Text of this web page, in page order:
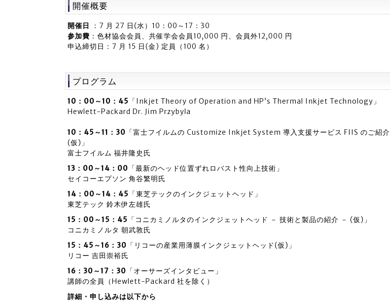
開催概要
開催日
：7 月 27 日(水）10：00～17：30
参加費 ：色材協会会員、共催学会会員10,000 円、会員外12,000 円
申込締切日：7 月 15 日(金) 定員（100 名）
プログラム
10：00～10：45 「Inkjet Theory of Operation and HP’s Thermal Inkjet Technology」
Hewlett-Packard Dr. Jim Przybyla
10：45～11：30 「富士フイルムの Customize Inkjet System 導入支援サービス FIIS のご紹介
(仮)」
富士フイルム 福井隆史氏
13：00～14：00 「最新のヘッド位置ずれロバスト性向上技術」
セイコーエプソン 角谷繁明氏
14：00～14：45 「東芝テックのインクジェットヘッド」
東芝テック 鈴木伊左雄氏
15：00～15：45 「コニカミノルタのインクジェットヘッド － 技術と製品の紹介 － (仮)」
コニカミノルタ 朝武敦氏
15：45～16：30 「リコーの産業用薄膜インクジェットヘッド(仮)」
リコー 吉田崇裕氏
16：30～17：30 「オーサーズインタビュー」
講師の全員（Hewlett-Packard 社を除く）
詳細・申し込みは以下から